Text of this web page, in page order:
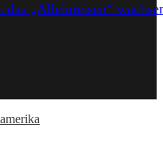
das „Alleinreisen“